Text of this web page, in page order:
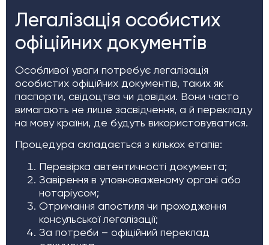
Легалізація особистих
офіційних документів
Особливої уваги потребує легалізація
особистих офіційних документів, таких як
паспорти, свідоцтва чи довідки. Вони часто
вимагають не лише засвідчення, а й перекладу
на мову країни, де будуть використовуватися.
Процедура складається з кількох етапів:
Перевірка автентичності документа;
Завірення в уповноваженому органі або
нотаріусом;
Отримання апостиля чи проходження
консульської легалізації;
За потреби – офіційний переклад